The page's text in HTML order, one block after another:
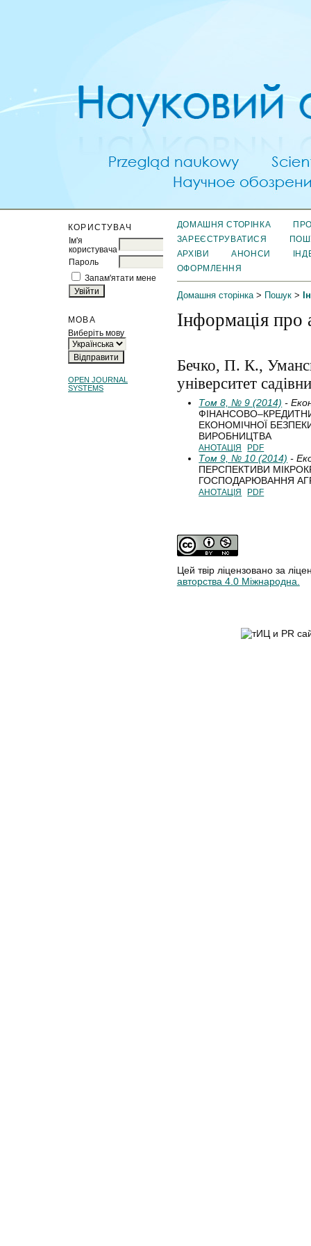
КОРИСТУВАЧ
Ім'я
користувача
Пароль
Запам'ятати мене
МОВА
Виберіть мову
OPEN JOURNAL
SYSTEMS
ДОМАШНЯ СТОРІНКА
ЗАРЕЄСТРУВАТИСЯ
АРХІВИ
АНОНСИ
ОФОРМЛЕННЯ
Домашня сторінка> Пошук>
Інформація про
Бечко, П. К.,
університет
Том 8, № 9 (2014) -
ЕКОНОМІЧНОЇ
ВИРОБНИЦТВА
АНОТАЦІЯ PDF
Том 9, № 10 (2014) -
ПЕРСПЕКТИВИ
ГОСПОДАРЮВАННЯ
АНОТАЦІЯ PDF
Цей твір ліцензовано за
авторства 4.0 Міжнародна.